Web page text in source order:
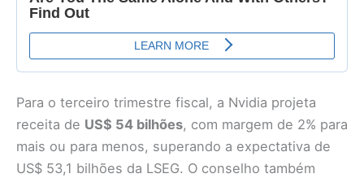
Para o terceiro trimestre fiscal, a Nvidia projeta
receita de US$ 54 bilhões, com margem de 2% para
mais ou para menos, superando a expectativa de
US$ 53,1 bilhões da LSEG. O conselho também